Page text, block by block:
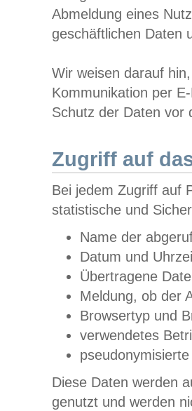
Abmeldung eines
geschäftlichen Daten
Wir weisen darauf
Kommunikation per
Schutz der Daten vor
Zugriff auf
Bei jedem Zugriff auf
statistische und
Name der
Datum und
Übertragene
Meldung, ob der
Browsertyp und
verwendetes
Diese Daten werden
genutzt und werden